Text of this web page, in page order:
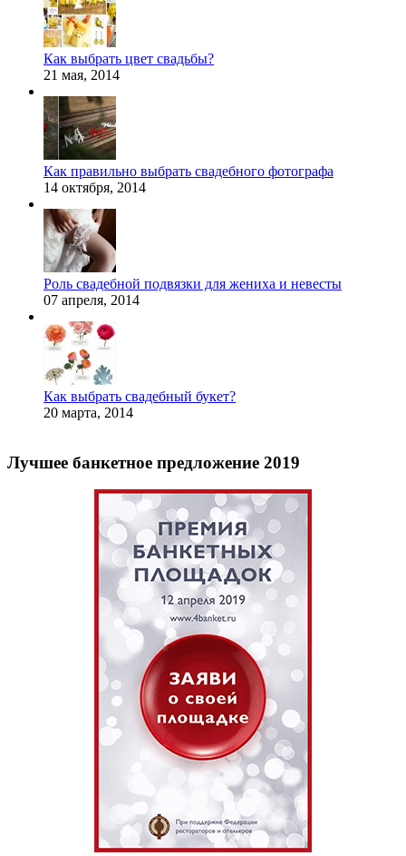
Как выбрать цвет свадьбы?
21 мая, 2014
Как правильно выбрать свадебного фотографа
14 октября, 2014
Роль свадебной подвязки для жениха и невесты
07 апреля, 2014
Как выбрать свадебный букет?
20 марта, 2014
Лучшее банкетное предложение 2019